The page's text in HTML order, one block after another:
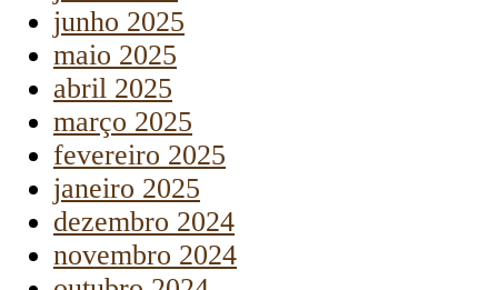
junho 2025
maio 2025
abril 2025
março 2025
fevereiro 2025
janeiro 2025
dezembro 2024
novembro 2024